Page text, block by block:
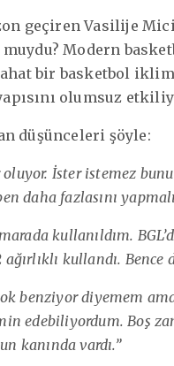
geçiren Vasilije
Modern
bir basketbol
olumsuz
düşünceleri şöyle:
oluyor. İster istemez
daha fazlasını
kullanıldım.
kullandı.
benziyor diyemem
edebiliyordum. Boş
kanında vardı.”